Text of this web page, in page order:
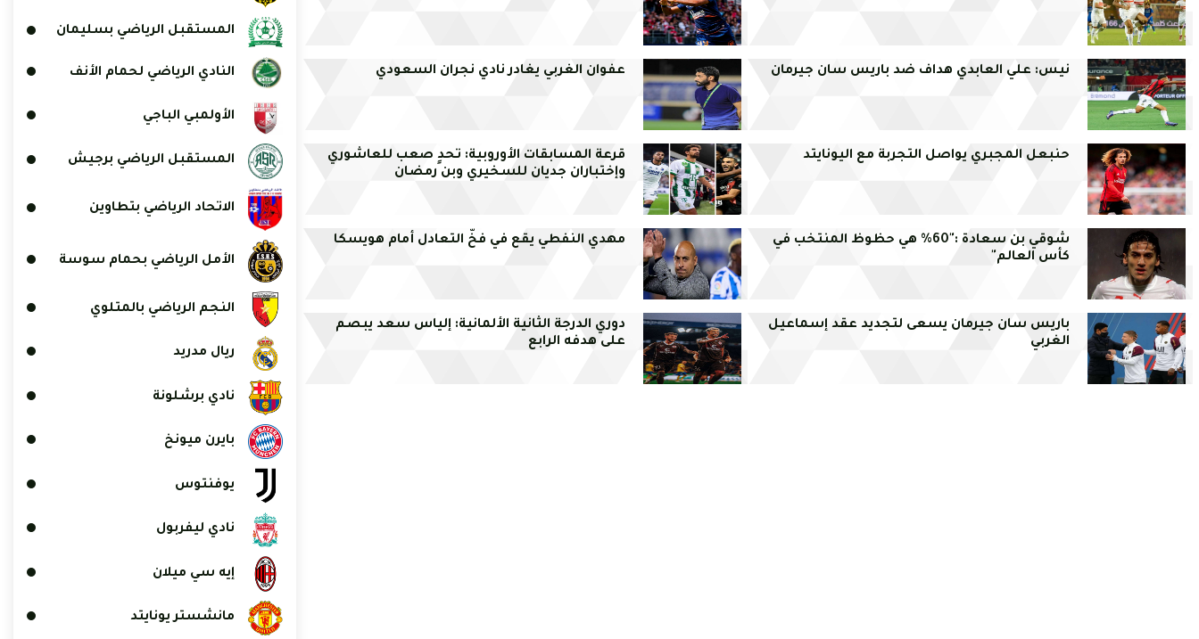
نيس: علي العابدي هداف ضد باريس سان جيرمان عفوان الغربي يغادر نادي نجران السعودي
حنبعل المجبري يواصل التجربة مع اليونايتد
قرعة المسابقات الأوروبية: تحدٍ صعب للعاشوري
وإختباران جديان للسخيري وبن رمضان
شوقي بن سعادة :"60% هي حظوظ المنتخب في
كأس العالم"
مهدي النفطي يقع في فخّ التعادل أمام هويسكا
باريس سان جيرمان يسعى لتجديد عقد إسماعيل
الغربي
دوري الدرجة الثانية الألمانية: إلياس سعد يبصم
على هدفه الرابع
المستقبل الرياضي بسليمان
النادي الرياضي لحمام الأنف
الأولمبي الباجي
المستقبل الرياضي برجيش
الاتحاد الرياضي بتطاوين
الأمل الرياضي بحمام سوسة
النجم الرياضي بالمتلوي
ريال مدريد
نادي برشلونة
بايرن ميونخ
يوفنتوس
نادي ليفربول
إيه سي ميلان
مانشستر يونايتد